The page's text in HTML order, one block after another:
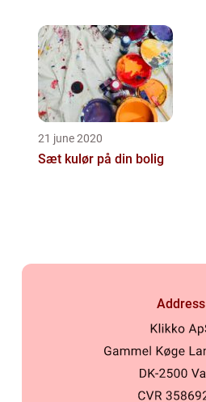
21 june 2020
Sæt kulør på din bolig
Address